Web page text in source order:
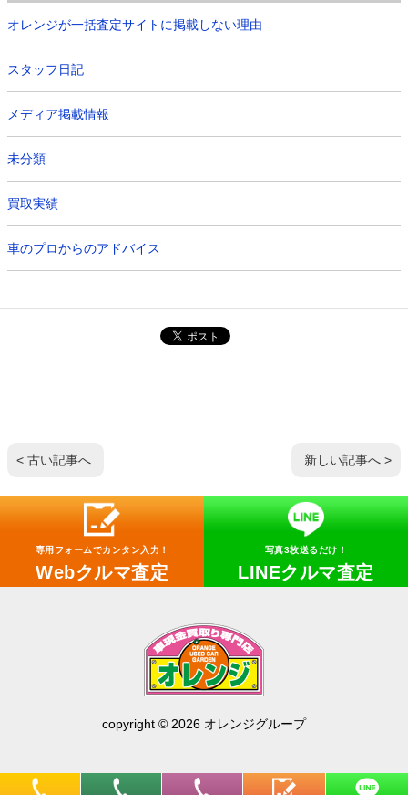
オレンジが一括査定サイトに掲載しない理由
スタッフ日記
メディア掲載情報
未分類
買取実績
車のプロからのアドバイス
< 古い記事へ 新しい記事へ >
専用フォームでカンタン入力！
Webクルマ査定
写真3枚送るだけ！
LINEクルマ査定
copyright © 2026 オレンジグループ